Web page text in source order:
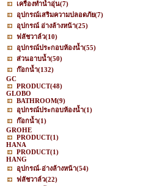
เครื่องทำน้ำอุ่น(7)
อุปกรณ์เสริมความปลอดภัย(7)
อุปกรณ์ อ่างล้างหน้า(25)
ฟลัชวาล์ว(10)
อุปกรณ์ประกอบห้องน้ำ(55)
ส่วนอาบน้ำ(50)
ก๊อกน้ำ(132)
GC
PRODUCT(48)
GLOBO
BATHROOM(9)
อุปกรณ์ประกอบห้องน้ำ(1)
ก๊อกน้ำ(1)
GROHE
PRODUCT(1)
HANA
PRODUCT(1)
HANG
อุปกรณ์-อ่างล้างหน้า(54)
ฟลัชวาล์ว(22)